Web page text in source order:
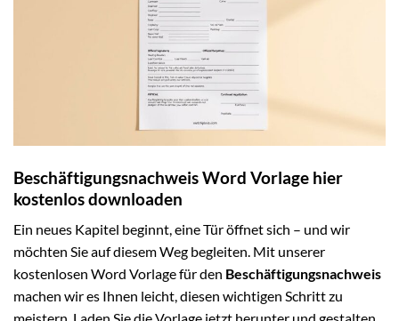
Beschäftigungsnachweis Word Vorlage hier
kostenlos downloaden
Ein neues Kapitel beginnt, eine Tür öffnet sich – und wir
möchten Sie auf diesem Weg begleiten. Mit unserer
kostenlosen Word Vorlage für den Beschäftigungsnachweis
machen wir es Ihnen leicht, diesen wichtigen Schritt zu